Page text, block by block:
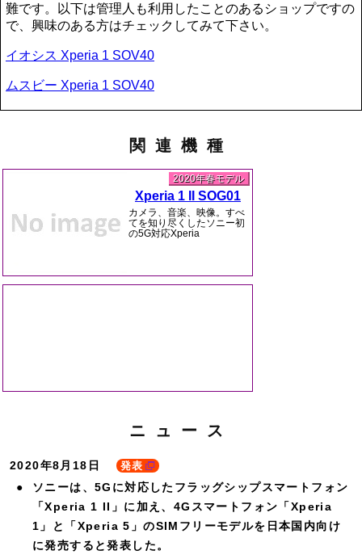
難です。以下は管理人も利用したことのあるショップですの
で、興味のある方はチェックしてみて下さい。
イオシス Xperia 1 SOV40
ムスビー Xperia 1 SOV40
関連機種
2020年春モデル
Xperia 1 II SOG01
カメラ、音楽、映像。すべ
てを知り尽くしたソニー初
の5G対応Xperia
ニュース
2020年8月18日 発表
ソニーは、5Gに対応したフラッグシップスマートフォン
「Xperia 1 II」に加え、4Gスマートフォン「Xperia
1」と「Xperia 5」のSIMフリーモデルを日本国内向け
に発売すると発表した。